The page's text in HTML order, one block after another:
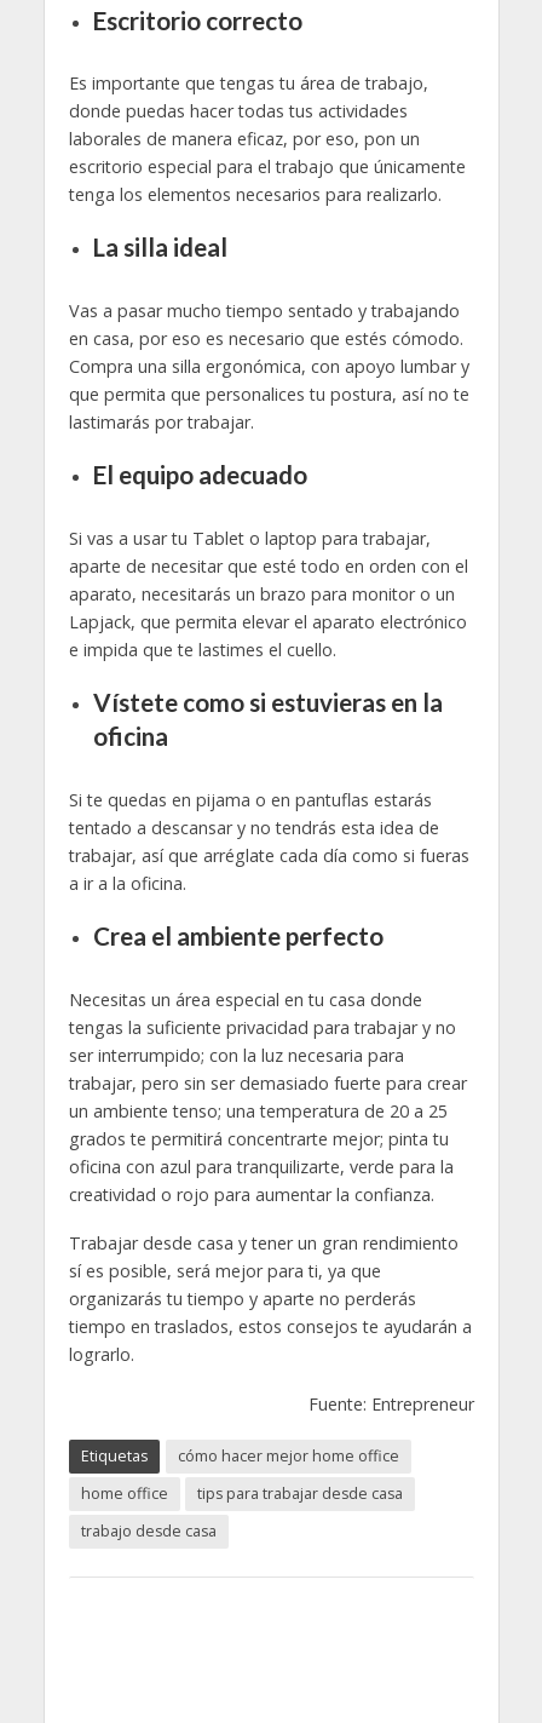
Escritorio correcto
Es importante que tengas tu área de trabajo,
donde puedas hacer todas tus actividades
laborales de manera eficaz, por eso, pon un
escritorio especial para el trabajo que únicamente
tenga los elementos necesarios para realizarlo.
La silla ideal
Vas a pasar mucho tiempo sentado y trabajando
en casa, por eso es necesario que estés cómodo.
Compra una silla ergonómica, con apoyo lumbar y
que permita que personalices tu postura, así no te
lastimarás por trabajar.
El equipo adecuado
Si vas a usar tu Tablet o laptop para trabajar,
aparte de necesitar que esté todo en orden con el
aparato, necesitarás un brazo para monitor o un
Lapjack, que permita elevar el aparato electrónico
e impida que te lastimes el cuello.
Vístete como si estuvieras en la
oficina
Si te quedas en pijama o en pantuflas estarás
tentado a descansar y no tendrás esta idea de
trabajar, así que arréglate cada día como si fueras
a ir a la oficina.
Crea el ambiente perfecto
Necesitas un área especial en tu casa donde
tengas la suficiente privacidad para trabajar y no
ser interrumpido; con la luz necesaria para
trabajar, pero sin ser demasiado fuerte para crear
un ambiente tenso; una temperatura de 20 a 25
grados te permitirá concentrarte mejor; pinta tu
oficina con azul para tranquilizarte, verde para la
creatividad o rojo para aumentar la confianza.
Trabajar desde casa y tener un gran rendimiento
sí es posible, será mejor para ti, ya que
organizarás tu tiempo y aparte no perderás
tiempo en traslados, estos consejos te ayudarán a
lograrlo.
Fuente: Entrepreneur
Etiquetas
cómo hacer mejor home office
home office
tips para trabajar desde casa
trabajo desde casa